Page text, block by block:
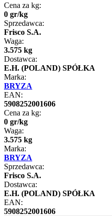
Cena za kg:
0 gr/kg
Sprzedawca:
Frisco S.A.
Waga:
3.575 kg
Dostawca:
E.H. (POLAND) SPÓŁKA
Marka:
BRYZA
EAN:
5908252001606
Cena za kg:
0 gr/kg
Waga:
3.575 kg
Marka:
BRYZA
Sprzedawca:
Frisco S.A.
Dostawca:
E.H. (POLAND) SPÓŁKA
EAN:
5908252001606